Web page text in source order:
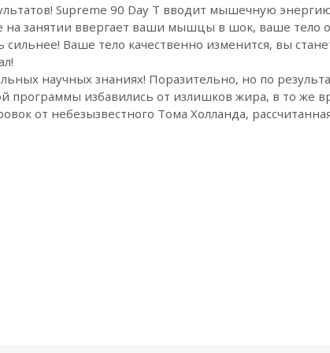
Supreme 90 Day T вводит мышечную
занятии ввергает ваши мышцы в шок, ваше тело
сильнее! Ваше тело качественно изменится, вы
научных знаниях! Поразительно, но по
программы избавились от излишков жира, в то же
от небезызвестного Тома Холланда,